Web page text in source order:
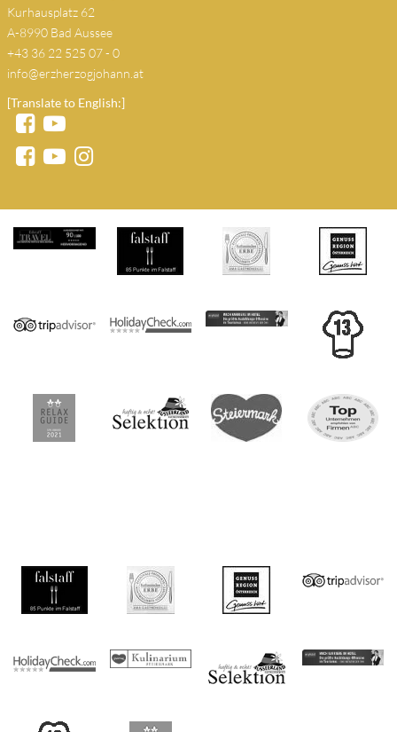
Kurhausplatz 62
A-8990 Bad Aussee
+43 36 22 525 07 - 0
info@erzherzogjohann.at
[Translate to English:]